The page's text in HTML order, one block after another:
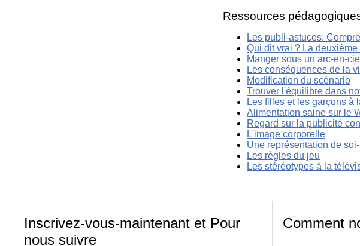
Ressources
Les publi-astuces:
Qui dit vrai ? La
Manger sous un arc-en-ciel
Les conséquences de la
Modification du scénario
Trouver l'équilibre dans
Les filles et les garçons à
Alimentation saine sur le
Regard sur la publicité
L'image corporelle
Une représentation de
Les règles du jeu
Les stéréotypes à la
Inscrivez-vous-maintenant et Pour
nous suivre
Comment